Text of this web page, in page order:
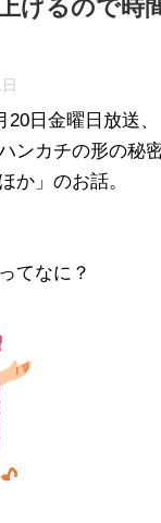
げるので時
20日金曜日放送
ンカチの形の秘
か」のお話。
てなに？